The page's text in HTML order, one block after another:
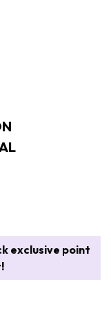
exclusive point